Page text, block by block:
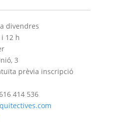
divendres
12 h
3
prèvia inscripció
414 536